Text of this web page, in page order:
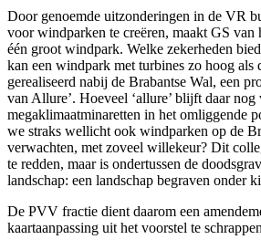
Door genoemde uitzonderingen in de VR
voor windparken te creëren, maakt GS van
één groot windpark. Welke zekerheden
kan een windpark met turbines zo hoog als
gerealiseerd nabij de Brabantse Wal, een
van Allure’. Hoeveel ‘allure’ blijft daar
megaklimaatminaretten in het omliggende
we straks wellicht ook windparken op de
verwachten, met zoveel willekeur? Dit
te redden, maar is ondertussen de
landschap: een landschap begraven onder
De PVV fractie dient daarom een
kaartaanpassing uit het voorstel te